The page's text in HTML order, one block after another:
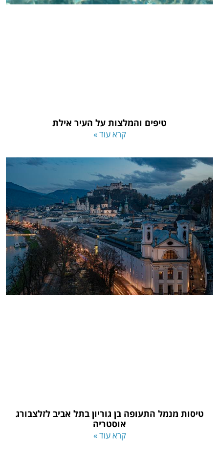
טיפים והמלצות על העיר אילת
קרא עוד »
טיסות מנמל התעופה בן גוריון בתל אביב לזלצבורג
אוסטריה
קרא עוד »